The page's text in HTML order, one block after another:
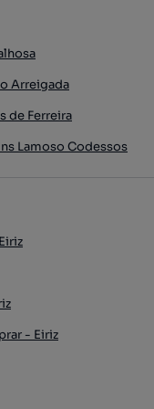
Arreigada
de Ferreira
Lamoso Codessos
- Eiriz